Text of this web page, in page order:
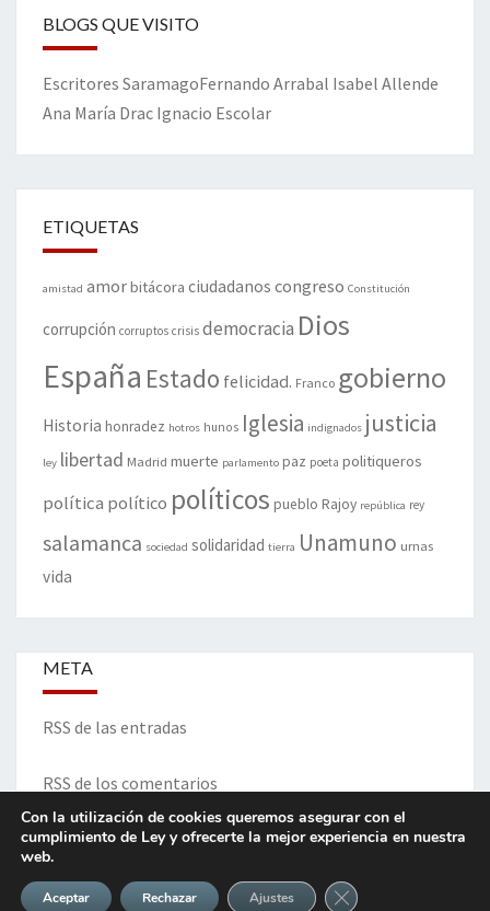
BLOGS QUE VISITO
Escritores SaramagoFernando Arrabal Isabel Allende
Ana María Drac Ignacio Escolar
ETIQUETAS
amistad amorbitácora ciudadanos congreso Constitución
corrupción corruptos crisis democracia Dios
España Estado felicidad. Franco gobierno
Historia honradez hotros hunos Iglesia indignados justicia
ley libertad Madrid muerte parlamento paz poeta politiqueros
política político políticos pueblo Rajoy república rey
salamanca sociedad solidaridad tierra Unamuno urnas
vida
META
RSS de las entradas
RSS de los comentarios
ITINERARIO DE VIDA Y OPINIONES - Francisco Blanco Prieto
Con la utilización de cookies queremos asegurar con el
cumplimiento de Ley y ofrecerte la mejor experiencia en nuestra
web.
Aceptar Rechazar Ajustes Cerrar el banner de